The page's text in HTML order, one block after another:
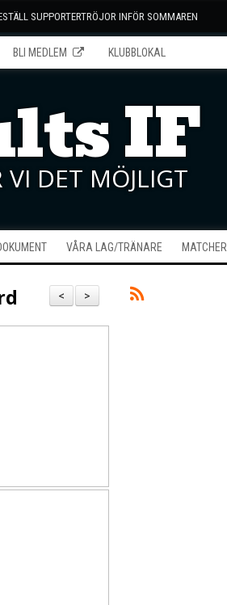
SUPPORTERTRÖJOR INFÖR SOMMAREN
BLI MEDLEM KLUBBLOKAL
IF
DET MÖJLIGT
VÅRA LAG/TRÄNARE MATCHER
>
<